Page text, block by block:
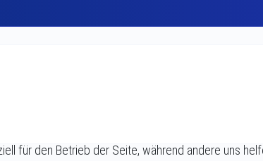
für den Betrieb der Seite, während andere uns